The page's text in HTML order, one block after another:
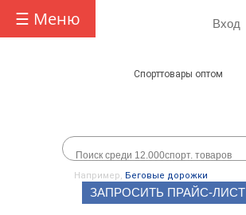
☰ Меню Вход
Спорттовары оптом
Например, Беговые дорожки
ЗАПРОСИТЬ ПРАЙС-ЛИСТ